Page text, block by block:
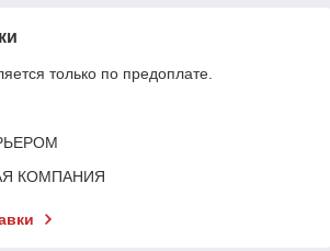
только по предоплате.
КОМПАНИЯ